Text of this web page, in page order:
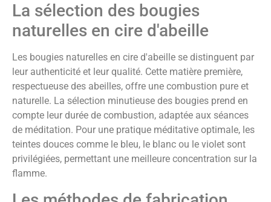
La sélection des bougies
naturelles en cire d'abeille
Les bougies naturelles en cire d'abeille se distinguent par
leur authenticité et leur qualité. Cette matière première,
respectueuse des abeilles, offre une combustion pure et
naturelle. La sélection minutieuse des bougies prend en
compte leur durée de combustion, adaptée aux séances
de méditation. Pour une pratique méditative optimale, les
teintes douces comme le bleu, le blanc ou le violet sont
privilégiées, permettant une meilleure concentration sur la
flamme.